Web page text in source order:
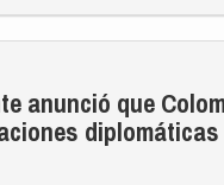
anunció que